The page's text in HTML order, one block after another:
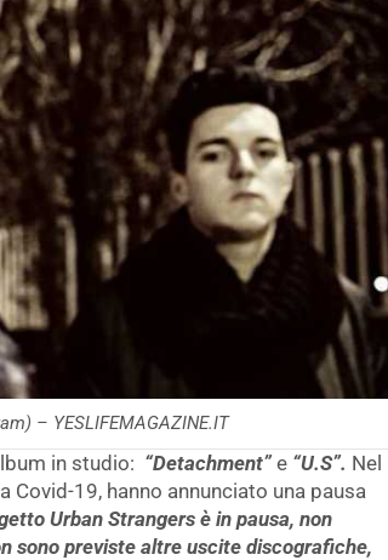
– YESLIFEMAGAZINE.IT
in studio: “Detachment”e “U.S”. Nel
Covid-19, hanno annunciato una pausa
Urban Strangers è in pausa, non
sono previste altre uscite discografiche,